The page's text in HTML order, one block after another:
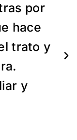
por
hace
trato y
y